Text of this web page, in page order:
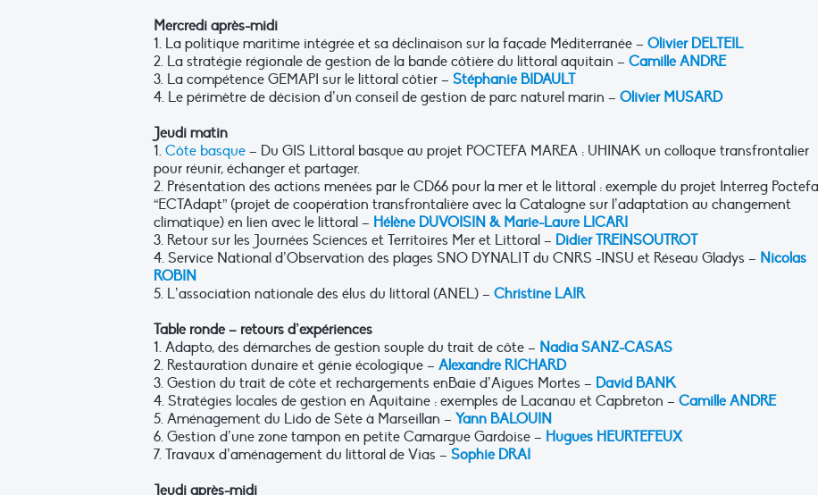
Mercredi après-midi
1. La politique maritime intégrée et sa déclinaison sur la façade Méditerranée – Olivier DELTEIL
2. La stratégie régionale de gestion de la bande côtière du littoral aquitain – Camille ANDRE
3. La compétence GEMAPI sur le littoral côtier – Stéphanie BIDAULT
4. Le périmètre de décision d’un conseil de gestion de parc naturel marin – Olivier MUSARD
Jeudi matin
1. Côte basque – Du GIS Littoral basque au projet POCTEFA MAREA : UHINAK un colloque transfrontalier
pour réunir, échanger et partager.
2. Présentation des actions menées par le CD66 pour la mer et le littoral : exemple du projet Interreg Poctefa
“ECTAdapt” (projet de coopération transfrontalière avec la Catalogne sur l’adaptation au changement
climatique) en lien avec le littoral – Hélène DUVOISIN & Marie-Laure LICARI
3. Retour sur les Journées Sciences et Territoires Mer et Littoral – Didier TREINSOUTROT
4. Service National d’Observation des plages SNO DYNALIT du CNRS -INSU et Réseau Gladys – Nicolas
ROBIN
5. L’association nationale des élus du littoral (ANEL) – Christine LAIR
Table ronde – retours d’expériences
1. Adapto, des démarches de gestion souple du trait de côte – Nadia SANZ-CASAS
2. Restauration dunaire et génie écologique – Alexandre RICHARD
3. Gestion du trait de côte et rechargements enBaie d’Aigues Mortes – David BANK
4. Stratégies locales de gestion en Aquitaine : exemples de Lacanau et Capbreton – Camille ANDRE
5. Aménagement du Lido de Sète à Marseillan – Yann BALOUIN
6. Gestion d’une zone tampon en petite Camargue Gardoise – Hugues HEURTEFEUX
7. Travaux d’aménagement du littoral de Vias – Sophie DRAI
Jeudi après-midi